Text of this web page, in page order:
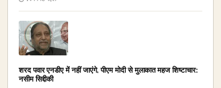
शरद पवार एनडीए में नहीं जाएंगे, पीएम मोदी से मुलाकात महज शिष्टाचार:
नसीम सिद्दीकी